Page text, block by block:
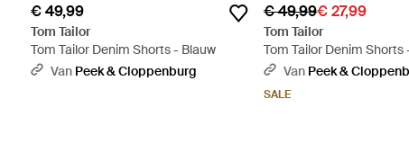
€ 49,99
Tom Tailor
Tom Tailor Denim Shorts - Blauw
Van Peek & Cloppenburg
€ 49,99€ 27,99
Tom Tailor
Tom Tailor Denim Shorts
Van Peek &
SALE